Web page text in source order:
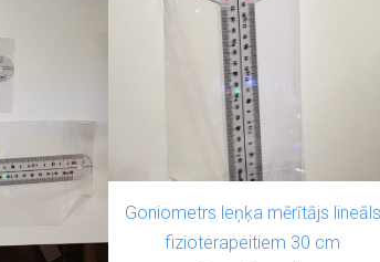
Goniometrs leņķa mērītājs lineāls
fizioterapeitiem 30 cm